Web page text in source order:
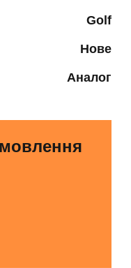
Golf
Нове
Аналог